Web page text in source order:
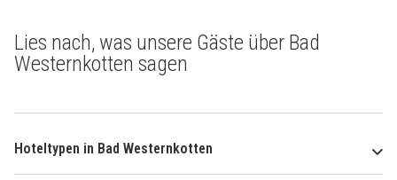
Lies nach, was unsere Gäste über Bad
Westernkotten sagen
Hoteltypen in Bad Westernkotten